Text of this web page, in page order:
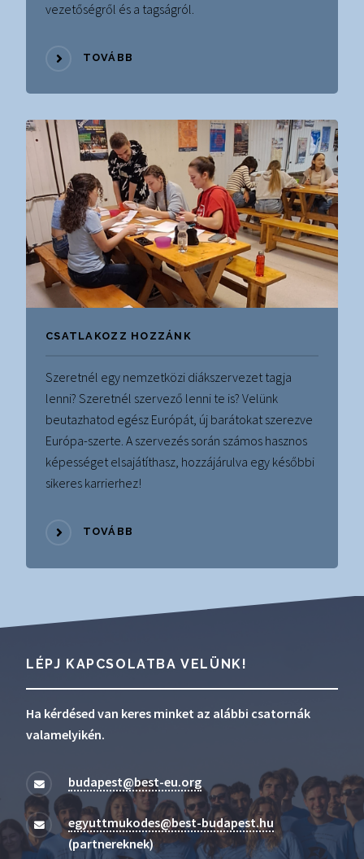
vezetőségről és a tagságról.
TOVÁBB
CSATLAKOZZ HOZZÁNK
Szeretnél egy nemzetközi diákszervezet tagja
lenni? Szeretnél szervező lenni te is? Velünk
beutazhatod egész Európát, új barátokat szerezve
Európa-szerte. A szervezés során számos hasznos
képességet elsajátíthasz, hozzájárulva egy későbbi
sikeres karrierhez!
TOVÁBB
LÉPJ KAPCSOLATBA VELÜNK!
Ha kérdésed van keres minket az alábbi csatornák
valamelyikén.
budapest@best-eu.org
egyuttmukodes@best-budapest.hu
(partnereknek)